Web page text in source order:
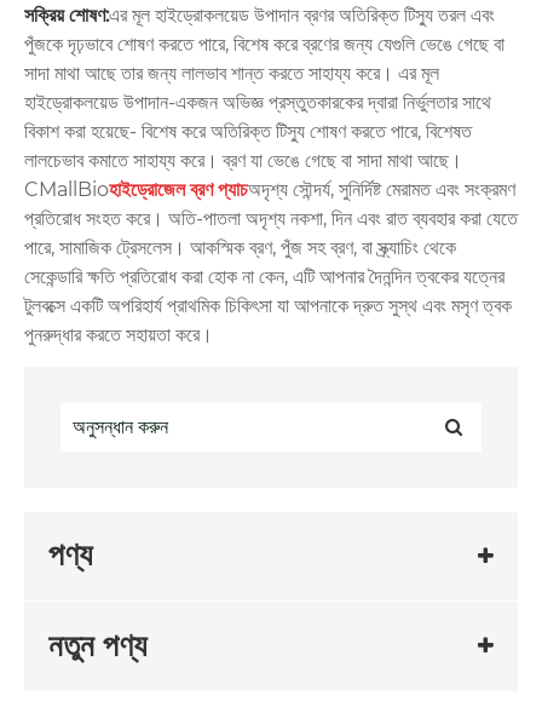
সক্রিয় শোষণ:এর মূল হাইড্রোকলয়েড উপাদান ব্রণর অতিরিক্ত টিস্যু তরল এবং
পুঁজকে দৃঢ়ভাবে শোষণ করতে পারে, বিশেষ করে ব্রণের জন্য যেগুলি ভেঙে গেছে বা
সাদা মাথা আছে তার জন্য লালভাব শান্ত করতে সাহায্য করে। এর মূল
হাইড্রোকলয়েড উপাদান-একজন অভিজ্ঞ প্রস্তুতকারকের দ্বারা নির্ভুলতার সাথে
বিকাশ করা হয়েছে- বিশেষ করে অতিরিক্ত টিস্যু শোষণ করতে পারে, বিশেষত
লালচেভাব কমাতে সাহায্য করে। ব্রণ যা ভেঙে গেছে বা সাদা মাথা আছে।
CMallBioহাইড্রোজেল ব্রণ প্যাচঅদৃশ্য সৌন্দর্য, সুনির্দিষ্ট মেরামত এবং সংক্রমণ
প্রতিরোধ সংহত করে। অতি-পাতলা অদৃশ্য নকশা, দিন এবং রাত ব্যবহার করা যেতে
পারে, সামাজিক ট্রেসলেস। আকস্মিক ব্রণ, পুঁজ সহ ব্রণ, বা স্ক্র্যাচিং থেকে
সেকেন্ডারি ক্ষতি প্রতিরোধ করা হোক না কেন, এটি আপনার দৈনন্দিন ত্বকের যত্নের
টুলবক্সে একটি অপরিহার্য প্রাথমিক চিকিৎসা যা আপনাকে দ্রুত সুস্থ এবং মসৃণ ত্বক
পুনরুদ্ধার করতে সহায়তা করে।
পণ্য
নতুন পণ্য